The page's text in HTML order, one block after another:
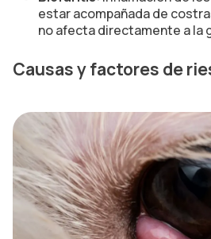
estar acompañada de
no afecta directamente a la
Causas y factores de